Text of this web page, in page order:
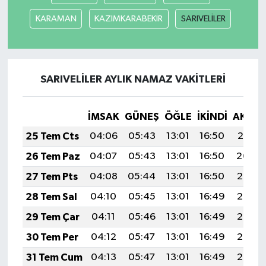
KARAMAN KAZIMKARABEKİR SARIVELİLER
SARIVELİLER AYLIK NAMAZ VAKITLERI
İMSAK GÜNEŞ ÖĞLE İKINDI
25 Tem Cts
04:06 05:43 13:01 16:50
20:10
26 Tem Paz
04:07 05:43 13:01 16:50
20:09
27 Tem Pts
04:08 05:44 13:01 16:50
20:08
28 Tem Sal
04:10 05:45 13:01 16:49
20:07
29 Tem Çar
04:11 05:46 13:01 16:49
20:06
30 Tem Per
04:12 05:47 13:01 16:49
20:06
31 Tem Cum
04:13 05:47 13:01 16:49
20:05